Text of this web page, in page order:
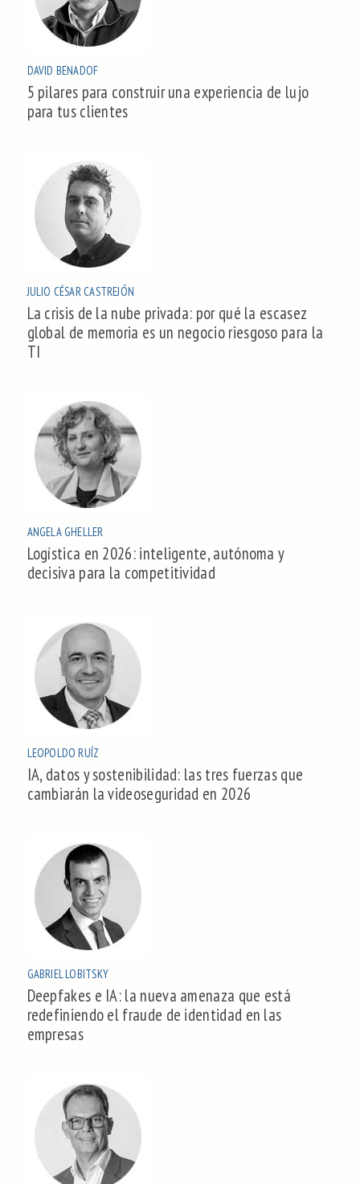
DAVID BENADOF
5 pilares para construir una experiencia de lujo
para tus clientes
JULIO CÉSAR CASTREJÓN
La crisis de la nube privada: por qué la escasez
global de memoria es un negocio riesgoso para la
TI
ANGELA GHELLER
Logística en 2026: inteligente, autónoma y
decisiva para la competitividad
LEOPOLDO RUÍZ
IA, datos y sostenibilidad: las tres fuerzas que
cambiarán la videoseguridad en 2026
GABRIEL LOBITSKY
Deepfakes e IA: la nueva amenaza que está
redefiniendo el fraude de identidad en las
empresas